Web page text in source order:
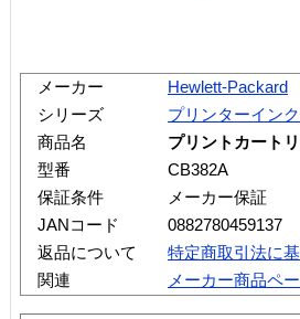
メーカー
Hewlett-Packard
シリーズ
プリンターインク
商品名
プリントカート
型番
CB382A
保証条件
メーカー保証
JANコード
0882780459137
返品について
特定商取引法に
関連
メーカー商品ペ